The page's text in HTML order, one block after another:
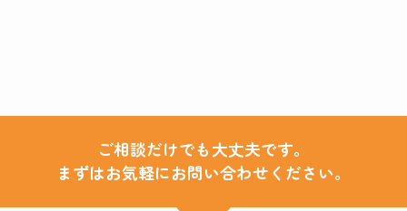
ご相談だけでも大丈夫です。
まずはお気軽にお問い合わせください。